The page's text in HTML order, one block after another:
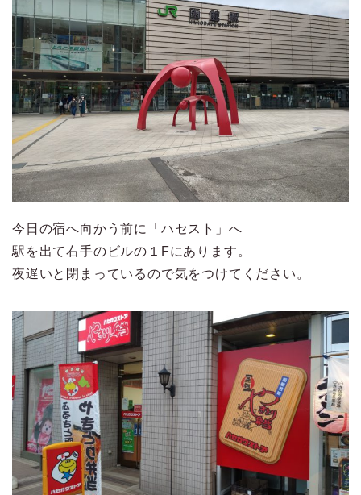
今日の宿へ向かう前に「ハセスト」へ
駅を出て右手のビルの１Fにあります。
夜遅いと閉まっているので気をつけてください。